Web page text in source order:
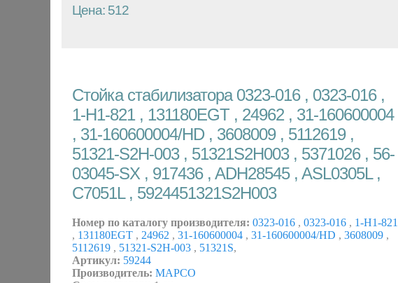
Цена: 512
Стойка стабилизатора 0323-016 , 0323-016 ,
1-H1-821 , 131180EGT , 24962 , 31-160600004
, 31-160600004/HD , 3608009 , 5112619 ,
51321-S2H-003 , 51321S2H003 , 5371026 , 56-
03045-SX , 917436 , ADH28545 , ASL0305L ,
C7051L , 5924451321S2H003
Номер по каталогу производителя: 0323-016 , 0323-016 , 1-H1-821
, 131180EGT , 24962 , 31-160600004 , 31-160600004/HD , 3608009 ,
5112619 , 51321-S2H-003 , 51321S,
Артикул: 59244
Производитель: MAPCO